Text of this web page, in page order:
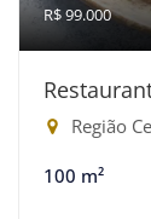
R$ 99.000
Região
100 m²